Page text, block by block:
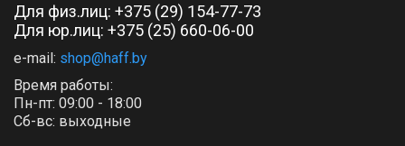
Для физ.лиц: +375 (29) 154-77-73
Для юр.лиц: +375 (25) 660-06-00
e-mail: shop@haff.by
Время работы:
Пн-пт: 09:00 - 18:00
Сб-вс: выходные